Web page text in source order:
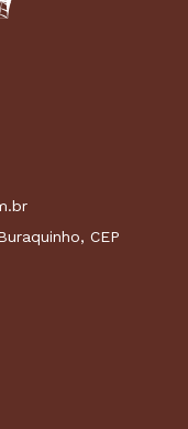
CEP